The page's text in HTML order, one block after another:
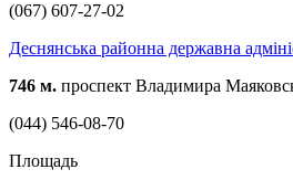
(067) 607-27-02
Деснянська районна державна
746 м. проспект Владимира
(044) 546-08-70
Площадь